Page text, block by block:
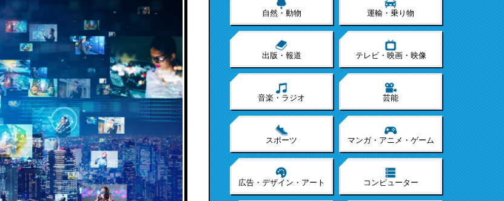
自然・動物 運輸・乗り物
出版・報道 テレビ・映画・映像
音楽・ラジオ 芸能
スポーツ マンガ・アニメ・ゲーム
広告・デザイン・アート コンピューター